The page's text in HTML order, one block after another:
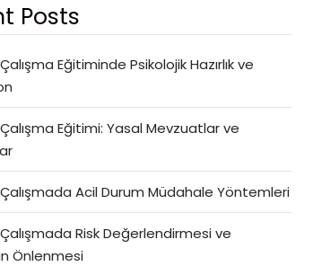
Posts
Eğitiminde Psikolojik Hazırlık ve
Eğitimi: Yasal Mevzuatlar ve
Acil Durum Müdahale Yöntemleri
Risk Değerlendirmesi ve
Önlenmesi